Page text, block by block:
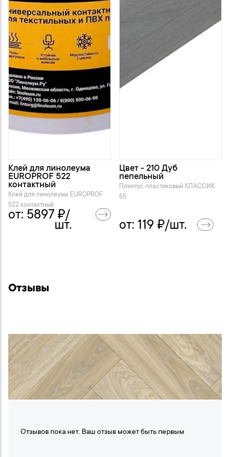
Клей для линолеума
EUROPROF 522
контактный
Клей для линолеума EUROPROF
522 контактный
от: 5897 ₽/
шт.
Цвет - 210 Дуб
пепельный
Плинтус пластиковый KЛАССИК
55
от: 119 ₽/шт.
Отзывы
Отзывов пока нет. Ваш отзыв может быть первым